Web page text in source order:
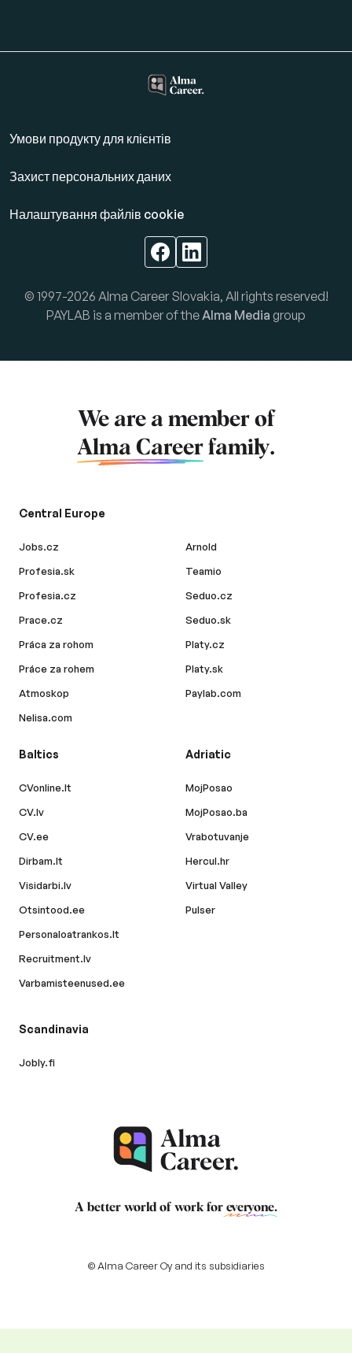
Умови продукту для клієнтів
Захист персональних даних
Налаштування файлів cookie
© 1997-2026 Alma Career Slovakia, All rights reserved!
PAYLAB is a member of the Alma Media group
We are a member of
Alma Career family.
Central Europe
Jobs.cz
Profesia.sk
Profesia.cz
Prace.cz
Práca za rohom
Práce za rohem
Atmoskop
Nelisa.com
Arnold
Teamio
Seduo.cz
Seduo.sk
Platy.cz
Platy.sk
Paylab.com
Baltics
CVonline.lt
CV.lv
CV.ee
Dirbam.lt
Visidarbi.lv
Otsintood.ee
Personaloatrankos.lt
Recruitment.lv
Varbamisteenused.ee
Adriatic
MojPosao
MojPosao.ba
Vrabotuvanje
Hercul.hr
Virtual Valley
Pulser
Scandinavia
Jobly.fi
A better world of work for everyone.
© Alma Career Oy and its subsidiaries